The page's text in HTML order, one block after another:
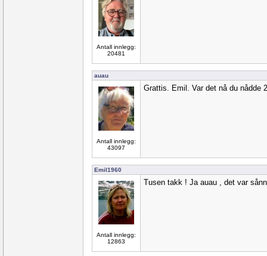
Antall innlegg:
20481
auau
Antall innlegg:
43097
Grattis. Emil. Var det nå du nådde
Emil1960
Antall innlegg:
12863
Tusen takk ! Ja auau , det var